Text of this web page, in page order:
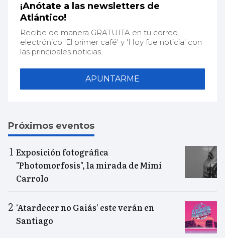
¡Anótate a las newsletters de
Atlántico!
Recibe de manera GRATUITA en tu correo
electrónico 'El primer café' y 'Hoy fue noticia' con
las principales noticias.
APUNTARME
Próximos eventos
Exposición fotográfica
"Photomorfosis", la mirada de Mimi
Carrolo
‘Atardecer no Gaiás’ este verán en
Santiago